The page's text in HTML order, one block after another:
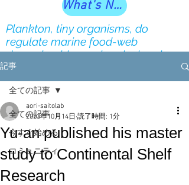
What's New?
Plankton, tiny organisms, do
regulate marine food-web
dynamics, biogeochemical cycles
and ecosystem services our society
depends on
記事
全ての記事
今すぐ始める
コミュニティ
全ての記事
Yu-an published his master
study to Continental Shelf
Research
aori-saitolab
2023年10月14日 読了時間: 1分